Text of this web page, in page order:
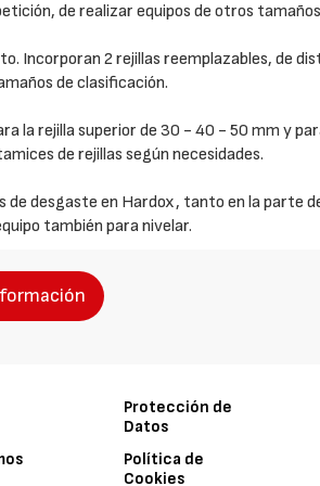
de realizar equipos de otros
Incorporan 2 rejillas reemplazables, de
de clasificación.
la rejilla superior de 30 - 40 - 50 mm y
de rejillas según necesidades.
de desgaste en Hardox, tanto en la parte
también para nivelar.
Protección de
Datos
Política de
Cookies